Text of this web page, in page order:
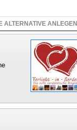
ALTERNATIVE ANLEGEN